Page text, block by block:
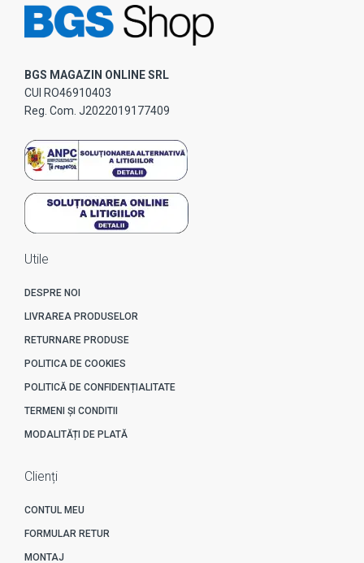
BGS MAGAZIN ONLINE SRL
CUI RO46910403
Reg. Com. J2022019177409
Utile
DESPRE NOI
LIVRAREA PRODUSELOR
RETURNARE PRODUSE
POLITICA DE COOKIES
POLITICĂ DE CONFIDENȚIALITATE
TERMENI ȘI CONDITII
MODALITĂȚI DE PLATĂ
Clienți
CONTUL MEU
FORMULAR RETUR
MONTAJ